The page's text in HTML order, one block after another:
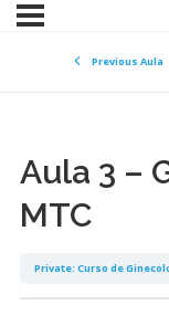
Previous Aula
Aula 3 –
MTC
Private: Curso de